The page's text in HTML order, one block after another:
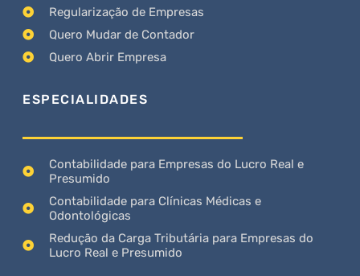
Regularização de Empresas
Quero Mudar de Contador
Quero Abrir Empresa
ESPECIALIDADES
Contabilidade para Empresas do Lucro Real e
Presumido
Contabilidade para Clínicas Médicas e
Odontológicas
Redução da Carga Tributária para Empresas do
Lucro Real e Presumido